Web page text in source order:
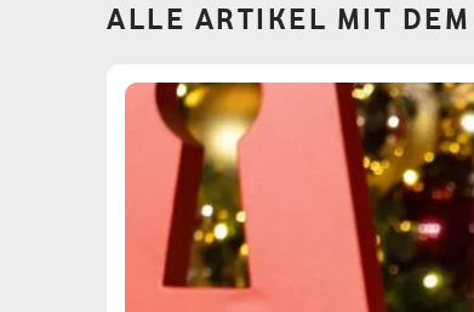
ALLE ARTIKEL MIT DEM